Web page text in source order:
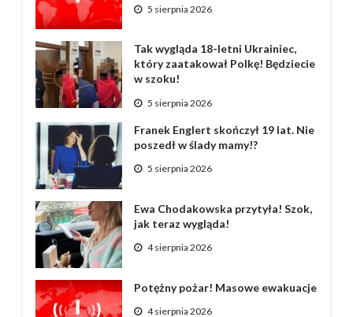
5 sierpnia 2026
Tak wygląda 18-letni Ukrainiec,
który zaatakował Polkę! Będziecie
w szoku!
5 sierpnia 2026
Franek Englert skończył 19 lat. Nie
poszedł w ślady mamy!?
5 sierpnia 2026
Ewa Chodakowska przytyła! Szok,
jak teraz wygląda!
4 sierpnia 2026
Potężny pożar! Masowe ewakuacje
4 sierpnia 2026